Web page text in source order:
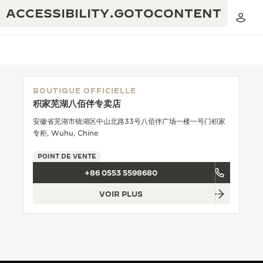
ACCESSIBILITY.GOTOCONTENT
GARANTIE JAEGER-LECOULTRE
GARANTIE ATMOS
THE REVERSO 1931 CAFÉ
EXPOSITION « THE PERPETUAL
EXCELLENCE : PLUS DE 190 ANS
INGÉNIOSITÉ : PLUS DE 1 400 CALIBRES
SAVOIR-FAIRE : 108 MÉTIERS
BOUTIQUE OFFICIELLE
积家芜湖八佰伴专卖店
安徽省芜湖市镜湖区中山北路33号八佰伴广场一楼一号门积家
专柜, Wuhu, Chine
POINT DE VENTE
+86 0553 5598680
VOIR PLUS